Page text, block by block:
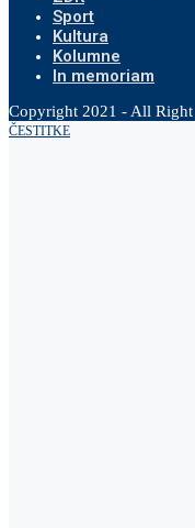
Sport
Kultura
Kolumne
In memoriam
Copyright 2021 - All Right
ČESTITKE